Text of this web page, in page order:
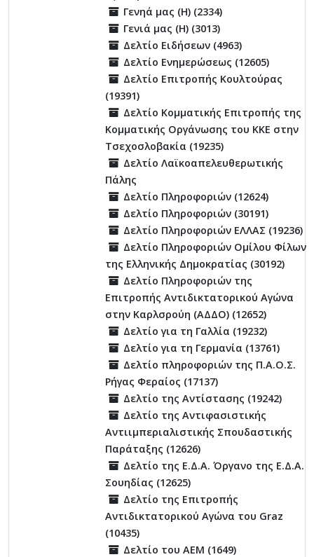
Γενηά μας (Η) (2334)
Γενιά μας (Η) (3013)
Δελτίο Ειδήσεων (4963)
Δελτίο Ενημερώσεως (12605)
Δελτίο Επιτροπής Κουλτούρας
(19391)
Δελτίο Κομματικής Επιτροπής της
Κομματικής Οργάνωσης του ΚΚΕ στην
Τσεχοσλοβακία (19235)
Δελτίο Λαϊκοαπελευθερωτικής
Πάλης
Δελτίο Πληροφοριών (12624)
Δελτίο Πληροφοριών (30191)
Δελτίο Πληροφοριών ΕΛΛΑΣ (19236)
Δελτίο Πληροφοριών Ομίλου Φίλων
της Ελληνικής Δημοκρατίας (30192)
Δελτίο Πληροφοριών της
Επιτροπής Αντιδικτατορικού Αγώνα
στην Καρλσρούη (ΑΔΔΟ) (12652)
Δελτίο για τη Γαλλία (19232)
Δελτίο για τη Γερμανία (13761)
Δελτίο πληροφοριών της Π.Α.Ο.Σ.
Ρήγας Φεραίος (17137)
Δελτίο της Αντίστασης (19242)
Δελτίο της Αντιφασιστικής
Αντιιμπεριαλιστικής Σπουδαστικής
Παράταξης (12626)
Δελτίο της Ε.Δ.Α. Όργανο της Ε.Δ.Α.
Σουηδίας (12625)
Δελτίο της Επιτροπής
Αντιδικτατορικού Αγώνα του Graz
(10435)
Δελτίο του ΑΕΜ (1649)